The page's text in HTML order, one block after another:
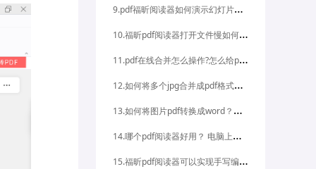
9
.pdf福昕阅读器如何演示幻灯片放映?查看pdf附件的方法是什么?
1
0.福昕pdf阅读器打开文件慢如何解决?pdf文件打不开怎么办
1
1.pdf在线合并怎么操作?怎么给pdf文档加密码?
1
2.如何将多个jpg合并成pdf格式的文件?如何将word合并成pdf文件?
1
3.如何将图片pdf转换成word？如何将图片pdf转换成ppt？
1
4.哪个pdf阅读器好用？ 电脑上用什么pdf阅读器比较好？
1
5.福昕pdf阅读器可以实现手写编辑吗？ 如何在福昕pdf阅读器中进行手写编辑？